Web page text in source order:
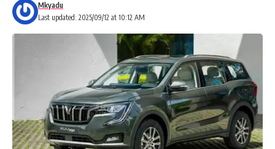
Last updated: 2025/09/12 at 10:12 AM
Mkyadu